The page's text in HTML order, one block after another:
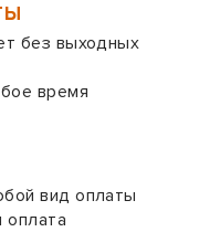
без выходных
время
вид оплаты
оплата